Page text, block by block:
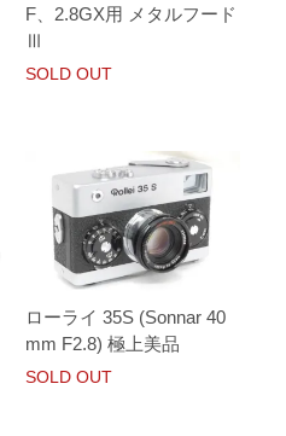
F、2.8GX用 メタルフード
Ⅲ
SOLD OUT
ローライ 35S (Sonnar 40
mm F2.8) 極上美品
SOLD OUT